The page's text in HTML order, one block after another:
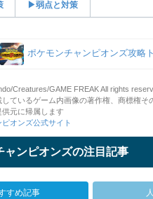
▶弱点と対策
ポケモンチャンピオンズ攻略
Creatures/GAME FREAK All rights
ているゲーム内画像の著作権、商標権そ
元に帰属します
オンズ公式サイト
ャンピオンズの注目記事
すめ記事